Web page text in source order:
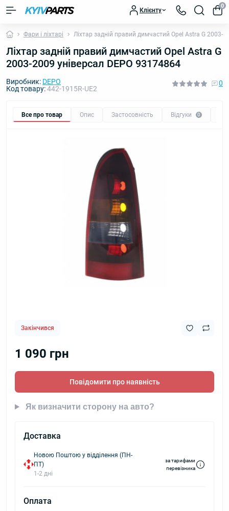
Клієнту
0
Фари і ліхтарі Ліхтар задній правий димчастий Opel Astra G 2003-
Ліхтар задній правий димчастий Opel Astra G
2003-2009 універсал DEPO 93174864
Виробник: DEPO
Код товару:442-1915R-UE2
0
Все про товар Опис Застосовність Відгуки 0
Закінчився
1 090 грн
Повідомити про наявність
Як визначити сторону на авто?
Доставка
Новою Поштою у відділення (ПН-
ПТ)
1-2 дні
за тарифами
перевізника
Оплата